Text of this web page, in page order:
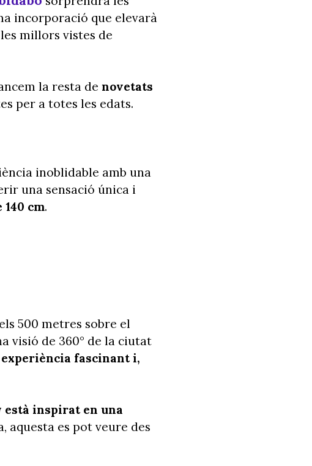
incorporació que elevarà
millors vistes de
la resta de novetats
per a totes les edats.
inoblidable amb una
una sensació única i
cm.
500 metres sobre el
visió de 360° de la ciutat
experiència fascinant i,
està inspirat en una
aquesta es pot veure des